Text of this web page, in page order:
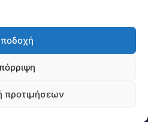
προτιμήσεων
All rights reserved
Τηλ: +30 2311 226 200
Visits: 1591292